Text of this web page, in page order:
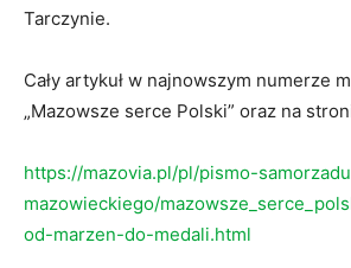
Tarczynie.
Cały artykuł w najnowszym numerze
„Mazowsze serce Polski” oraz na
https://mazovia.pl/pl/pismo-
mazowieckiego/
od-marzen-do-medali.html